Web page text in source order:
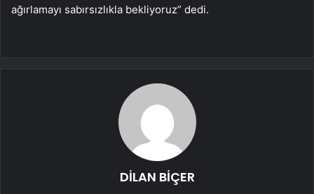
ağırlamayı sabırsızlıkla bekliyoruz” dedi.
DİLAN BİÇER